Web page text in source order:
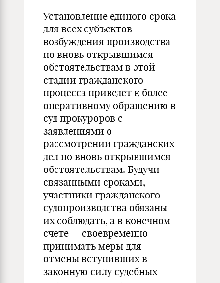
Установление единого срока
для всех субъектов
возбуждения производства
по вновь открывшимся
обстоятельствам в этой
стадии гражданского
процесса приведет к более
оперативному обращению в
суд прокуроров с
заявлениями о
рассмотрении гражданских
дел по вновь открывшимся
обстоятельствам. Будучи
связанными сроками,
участники гражданского
судопроизводства обязаны
их соблюдать, а в конечном
счете — своевременно
принимать меры для
отмены вступивших в
законную силу судебных